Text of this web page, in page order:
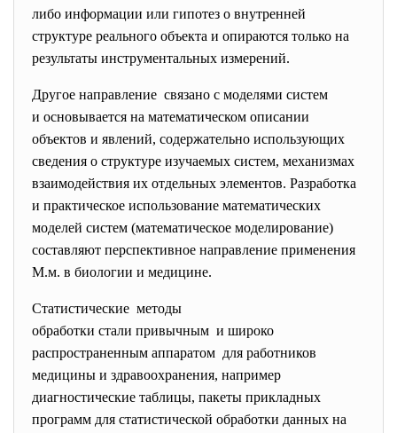
либо информации или гипотез о внутренней
структуре реального объекта и опираются только на
результаты инструментальных измерений.
Другое направление связано с моделями систем
и основывается на математическом описании
объектов и явлений, содержательно использующих
сведения о структуре изучаемых систем, механизмах
взаимодействия их отдельных элементов. Разработка
и практическое использование математических
моделей систем (математическое моделирование)
составляют перспективное направление применения
М.м. в биологии и медицине.
Статистические методы
обработки стали привычным и широко
распространенным аппаратом для работников
медицины и здравоохранения, например
диагностические таблицы, пакеты прикладных
программ для статистической обработки данных на